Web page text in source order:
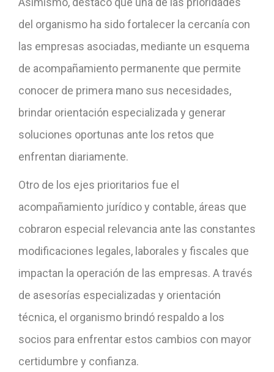
del organismo ha sido fortalecer la cercanía con
las empresas asociadas, mediante un esquema
de acompañamiento permanente que permite
conocer de primera mano sus necesidades,
brindar orientación especializada y generar
soluciones oportunas ante los retos que
enfrentan diariamente.
Otro de los ejes prioritarios fue el
acompañamiento jurídico y contable, áreas que
cobraron especial relevancia ante las constantes
modificaciones legales, laborales y fiscales que
impactan la operación de las empresas. A través
de asesorías especializadas y orientación
técnica, el organismo brindó respaldo a los
socios para enfrentar estos cambios con mayor
certidumbre y confianza.